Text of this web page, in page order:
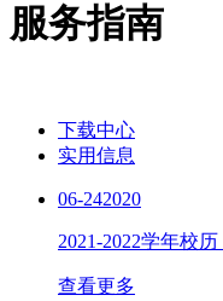
服务指南
下载中心
实用信息
06-242020
2021-2022学年校历
查看更多